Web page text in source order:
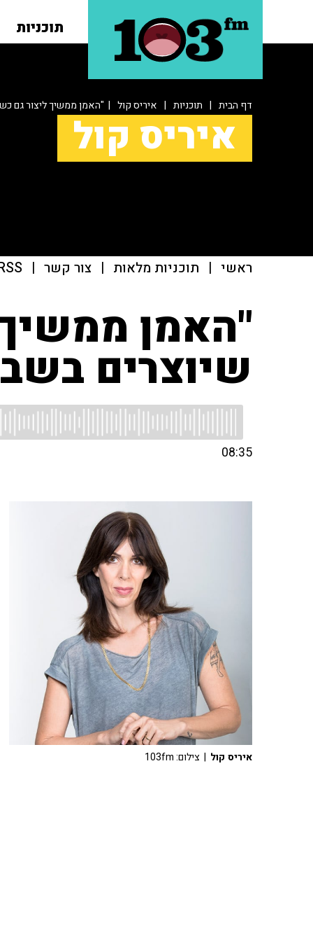
תוכניות
דף הבית | תוכניות | איריס קול | "האמן ממשיך ליצור גם
איריס קול
ראשי | תוכניות מלאות | צור קשר |
"האמן
שיוצרים
08:35
איריס קול | צילום: 103fm